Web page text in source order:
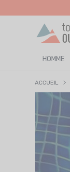
content
HOMME
ACCUEIL